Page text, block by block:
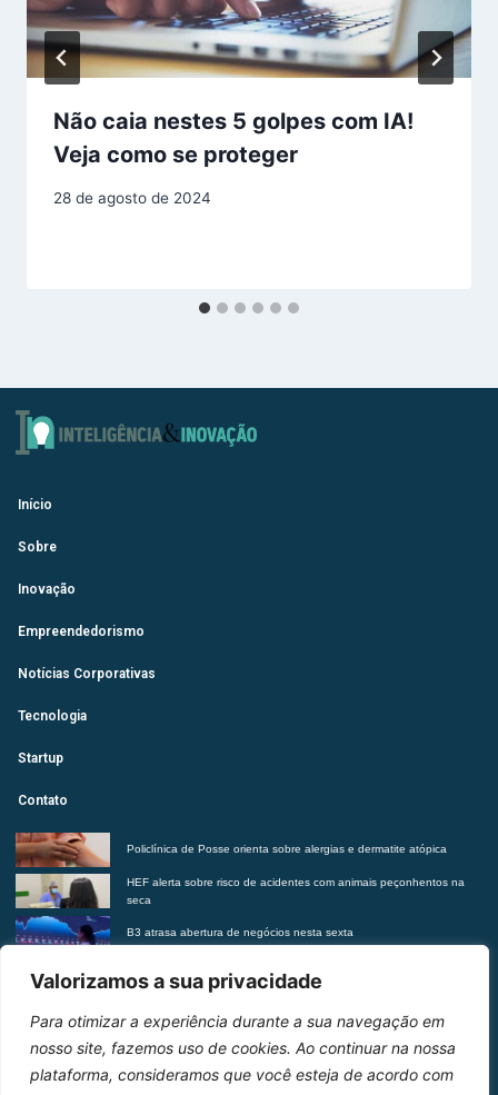
Valorizamos a sua privacidade
Para otimizar a experiência durante a sua navegação em
nosso site, fazemos uso de cookies. Ao continuar na nossa
plataforma, consideramos que você esteja de acordo com
Não caia nestes 5 golpes com IA!
Veja como se proteger
28 de agosto de 2024
Início
Sobre
Inovação
Empreendedorismo
Notícias Corporativas
Tecnologia
Startup
Contato
Policlínica de Posse orienta sobre alergias e dermatite atópica
HEF alerta sobre risco de acidentes com animais peçonhentos na
seca
B3 atrasa abertura de negócios nesta sexta
2027
Entre em contato